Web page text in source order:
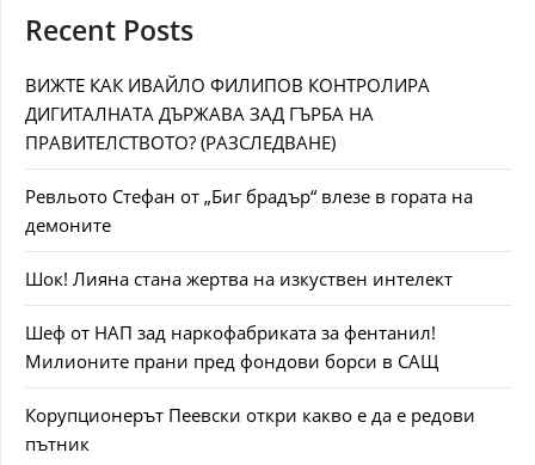
Recent Posts
ВИЖТЕ КАК ИВАЙЛО ФИЛИПОВ КОНТРОЛИРА
ДИГИТАЛНАТА ДЪРЖАВА ЗАД ГЪРБА НА
ПРАВИТЕЛСТВОТО? (РАЗСЛЕДВАНЕ)
Ревльото Стефан от „Биг брадър“ влезе в гората на
демоните
Шок! Лияна стана жертва на изкуствен интелект
Шеф от НАП зад наркофабриката за фентанил!
Милионите прани пред фондови борси в САЩ
Корупционерът Пеевски откри какво е да е редови
пътник